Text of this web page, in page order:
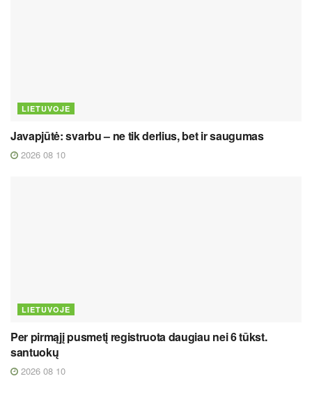
LIETUVOJE
Javapjūtė: svarbu – ne tik derlius, bet ir saugumas
2026 08 10
LIETUVOJE
Per pirmąjį pusmetį registruota daugiau nei 6 tūkst.
santuokų
2026 08 10